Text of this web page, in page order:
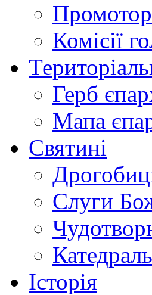
Промотор
Комісії
Герб
Мапа
Святині
Слуги
Історія